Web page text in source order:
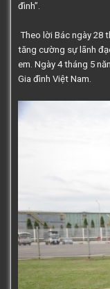
đình”.
Theo lời Bác ngày 28
tăng cường sự lãnh
em. Ngày 4 tháng 5
Gia đình Việt Nam.